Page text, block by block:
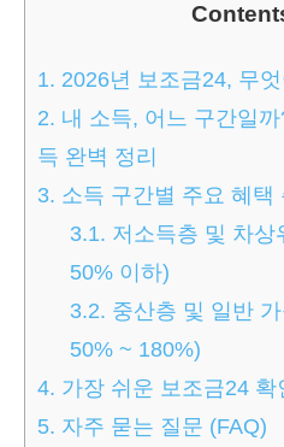
1. 2026년 보조금24, 무
2. 내 소득, 어느 구간일
득 완벽 정리
3. 소득 구간별 주요 혜택
3.1. 저소득층 및 차상
50% 이하)
3.2. 중산층 및 일반
50% ~ 180%)
4. 가장 쉬운 보조금24
5. 자주 묻는 질문 (FAQ)